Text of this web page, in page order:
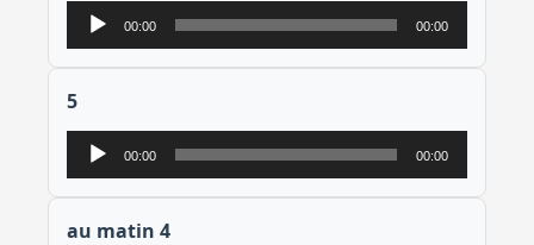
Lecteur
audio
00:00 00:00
5
Lecteur
audio
00:00 00:00
au matin 4